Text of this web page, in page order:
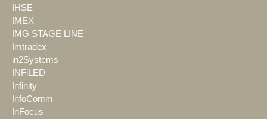
IHSE
IMEX
IMG STAGE LINE
Imtradex
in2Systems
INFiLED
Infinity
InfoComm
InFocus